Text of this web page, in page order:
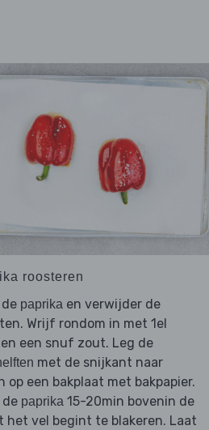
roosteren
paprikaen verwijder de
Wrijf rondom in met 1el
een snuf zout. Leg de
met de snijkant naar
op een bakplaat met bakpapier.
de paprika15-20min bovenin de
het vel begint te blakeren. Laat